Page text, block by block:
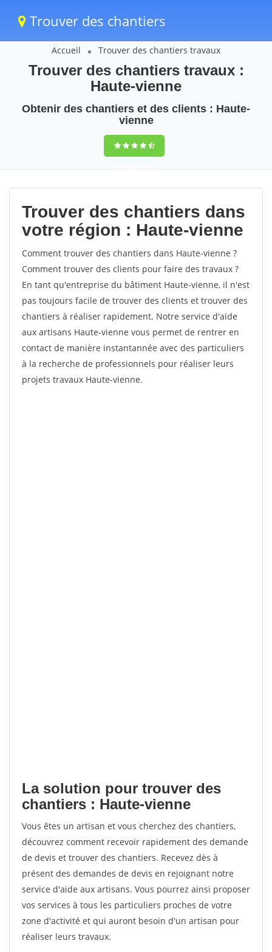
Trouver des chantiers
Accueil Trouver des chantiers travaux
Trouver des chantiers travaux :
Haute-vienne
Obtenir des chantiers et des clients : Haute-
vienne
9,5(100%)74
votes
Trouver des chantiers dans
votre région : Haute-vienne
Comment trouver des chantiers dans Haute-vienne ?
Comment trouver des clients pour faire des travaux ?
En tant qu'entreprise du bâtiment Haute-vienne, il n'est
pas toujours facile de trouver des clients et trouver des
chantiers à réaliser rapidement. Notre service d'aide
aux artisans Haute-vienne vous permet de rentrer en
contact de manière instantannée avec des particuliers
à la recherche de professionnels pour réaliser leurs
projets travaux Haute-vienne.
La solution pour trouver des
chantiers : Haute-vienne
Vous êtes un artisan et vous cherchez des chantiers,
découvrez comment recevoir rapidement des demande
de devis et trouver des chantiers. Recevez dès à
présent des demandes de devis en rejoignant notre
service d'aide aux artisans. Vous pourrez ainsi proposer
vos services à tous les particuliers proches de votre
zone d'activité et qui auront besoin d'un artisan pour
réaliser leurs travaux.